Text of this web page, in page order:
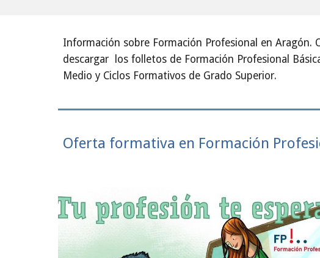
Información sobre Formación Profesional en Aragón.
descargar los folletos de Formación Profesional
Medio y Ciclos Formativos de Grado Superior.
Oferta formativa en Formación